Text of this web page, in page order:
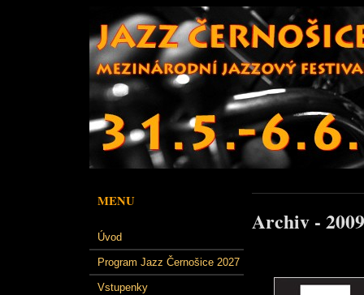
MENU
Úvod
Program Jazz Černošice 2027
Vstupenky
Archiv - 2009